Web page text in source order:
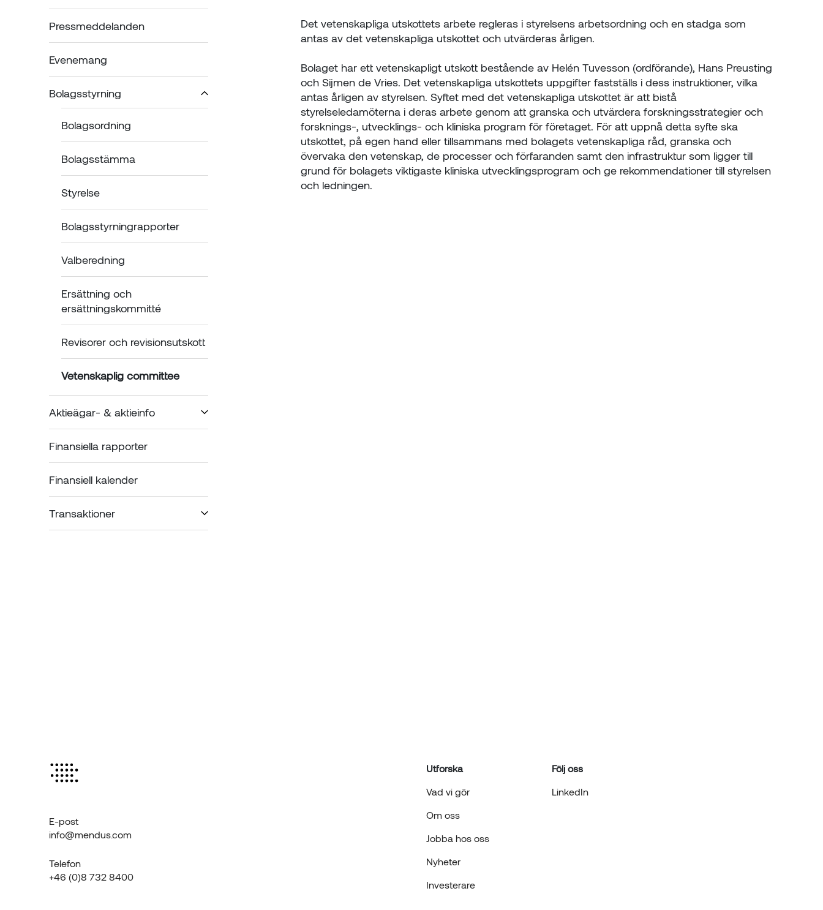
Pressmeddelanden
Evenemang
Bolagsstyrning
Bolagsordning
Bolagsstämma
Styrelse
Bolagsstyrningrapporter
Valberedning
Ersättning och
ersättningskommitté
Revisorer och revisionsutskott
Vetenskaplig committee
Aktieägar- & aktieinfo
Finansiella rapporter
Finansiell kalender
Transaktioner
Det vetenskapliga utskottets arbete regleras i styrelsens arbetsordning och en stadga som
antas av det vetenskapliga utskottet och utvärderas årligen.
Bolaget har ett vetenskapligt utskott bestående av Helén Tuvesson (ordförande), Hans Preusting
och Sijmen de Vries. Det vetenskapliga utskottets uppgifter fastställs i dess instruktioner, vilka
antas årligen av styrelsen. Syftet med det vetenskapliga utskottet är att bistå
styrelseledamöterna i deras arbete genom att granska och utvärdera forskningsstrategier och
forsknings-, utvecklings- och kliniska program för företaget. För att uppnå detta syfte ska
utskottet, på egen hand eller tillsammans med bolagets vetenskapliga råd, granska och
övervaka den vetenskap, de processer och förfaranden samt den infrastruktur som ligger till
grund för bolagets viktigaste kliniska utvecklingsprogram och ge rekommendationer till styrelsen
och ledningen.
E-post
info@mendus.com
Telefon
+46 (0)8 732 8400
Utforska
Vad vi gör
Om oss
Jobba hos oss
Nyheter
Investerare
Följ oss
LinkedIn